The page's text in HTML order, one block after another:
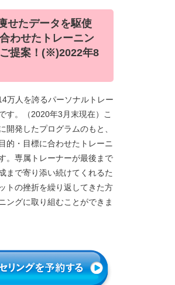
せたデータを駆使
わせたトレーニン
提案！(※)2022年8
万人を誇るパーソナルトレー
す。（2020年3月末現在）こ
開発したプログラムのもと、
的・目標に合わせたトレーニ
。専属トレーナーが最後まで
まで寄り添い続けてくれるた
トの挫折を繰り返してきた方
ングに取り組むことができま